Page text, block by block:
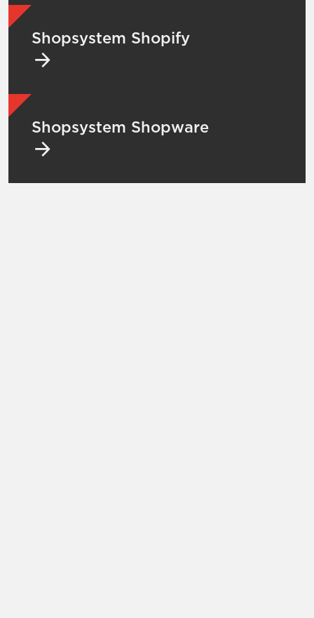
Shopsystem Shopify
Mehr zu Shopsystem Shopify
Shopsystem Shopware
Mehr zu Shopsystem Shopware